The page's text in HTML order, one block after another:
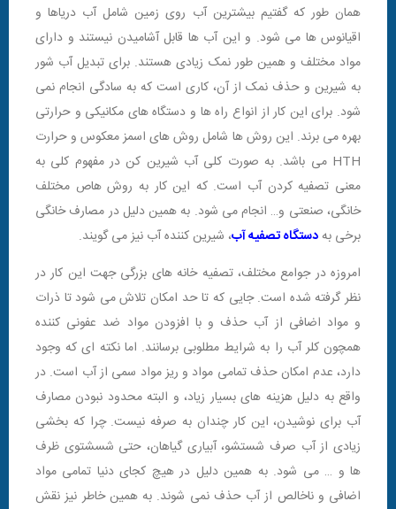
همان طور که گفتیم بیشترین آب روی زمین شامل آب دریاها و
اقیانوس ها می شود. و این آب ها قابل آشامیدن نیستند و دارای
مواد مختلف و همین طور نمک زیادی هستند. برای تبدیل آب شور
به شیرین و حذف نمک از آن، کاری است که به سادگی انجام نمی
شود. برای این کار از انواع راه ها و دستگاه های مکانیکی و حرارتی
بهره می برند. این روش ها شامل روش های اسمز معکوس و حرارت
HTH می باشد. به صورت کلی آب شیرین کن در مفهوم کلی به
معنی تصفیه کردن آب است. که این کار به روش هاص مختلف
خانگی، صنعتی و… انجام می شود. به همین دلیل در مصارف خانگی
برخی بهدستگاه تصفیه آب، شیرین کننده آب نیز می گویند.
امروزه در جوامع مختلف، تصفیه خانه های بزرگی جهت این کار در
نظر گرفته شده است. جایی که تا حد امکان تلاش می شود تا ذرات
و مواد اضافی از آب حذف و با افزودن مواد ضد عفونی کننده
همچون کلر آب را به شرایط مطلوبی برسانند. اما نکته ای که وجود
دارد، عدم امکان حذف تمامی مواد و ریز مواد سمی از آب است. در
واقع به دلیل هزینه های بسیار زیاد، و البته محدود نبودن مصارف
آب برای نوشیدن، این کار چندان به صرفه نیست. چرا که بخشی
زیادی از آب صرف شستشو، آبیاری گیاهان، حتی شسشتوی ظرف
ها و … می شود. به همین دلیل در هیچ کجای دنیا تمامی مواد
اضافی و ناخالص از آب حذف نمی شوند. به همین خاطر نیز نقش